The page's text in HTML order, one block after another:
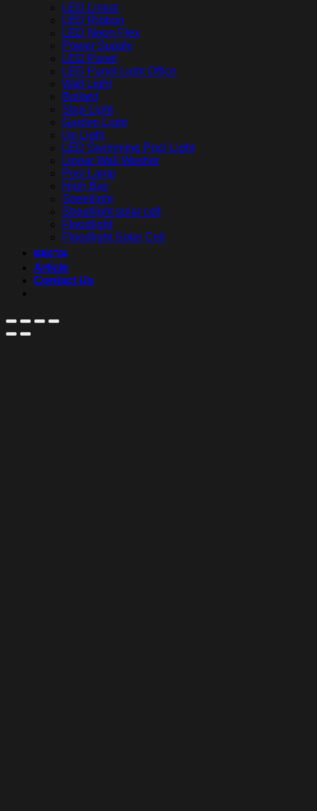
LED Linear
LED Ribbon
LED Neon Flex
Power Supply
LED Panel
LED Panel Light Office
Wall Light
Bollard
Step Light
Garden Light
Up Light
LED Swimming Pool Light
Linear Wall Washer
Post Lamp
High Bay
Streetlight
Streetlight solar cell
Floodlight
Floodlight Solar Cell
ผลงาน
Article
Contact Us